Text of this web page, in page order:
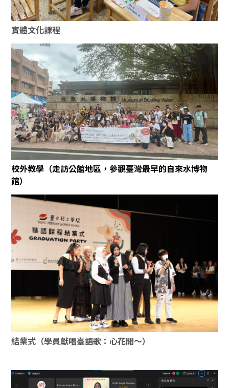
實體文化課程
校外教學（走訪公館地區，參觀臺灣最早的自來水博物
館）
結業式（學員獻唱臺語歌：心花開～）